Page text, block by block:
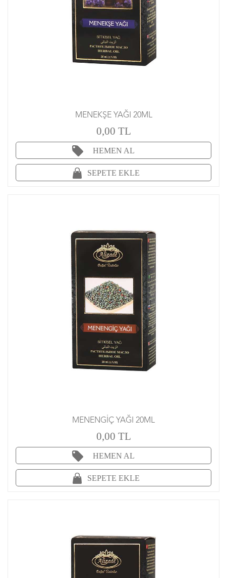
MENEKŞE YAĞI 20ML
0,00 TL
HEMEN AL
SEPETE EKLE
MENENGİÇ YAĞI 20ML
0,00 TL
HEMEN AL
SEPETE EKLE